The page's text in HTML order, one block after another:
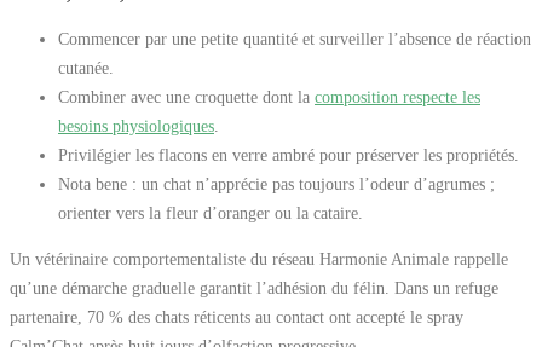
Commencer par une petite quantité et surveiller l’absence de réaction
cutanée.
Combiner avec une croquette dont la composition respecte les
besoins physiologiques
Privilégier les flacons en verre ambré pour préserver les propriétés.
Nota bene : un chat n’apprécie pas toujours l’odeur d’agrumes ;
orienter vers la fleur d’oranger ou la cataire.
Un vétérinaire comportementaliste du réseau Harmonie Animale rappelle
qu’une démarche graduelle garantit l’adhésion du félin. Dans un refuge
partenaire, 70 % des chats réticents au contact ont accepté le spray